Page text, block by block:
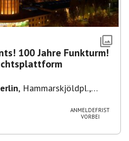
100 Jahre Funkturm!
, Hammarskjöldpl.,
ANMELDEFRIST
VORBEI